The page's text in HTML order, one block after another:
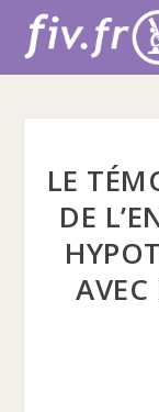
LE
DE